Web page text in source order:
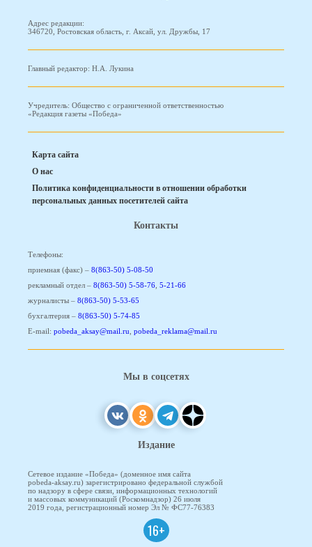
Адрес редакции:
346720, Ростовская область, г. Аксай, ул. Дружбы, 17
Главный редактор: Н.А. Лукина
Учредитель: Общество с ограниченной ответственностью
«Редакция газеты «Победа»
Карта сайта
О нас
Политика конфиденциальности в отношении обработки
персональных данных посетителей сайта
Контакты
Телефоны:
приемная (факс) – 8(863-50) 5-08-50
рекламный отдел – 8(863-50) 5-58-76, 5-21-66
журналисты – 8(863-50) 5-53-65
бухгалтерия – 8(863-50) 5-74-85
E-mail: pobeda_aksay@mail.ru, pobeda_reklama@mail.ru
Мы в соцсетях
Издание
Сетевое издание «Победа» (доменное имя сайта
pobeda-aksay.ru) зарегистрировано федеральной службой
по надзору в сфере связи, информационных технологий
и массовых коммуникаций (Роскомнадзор) 26 июля
2019 года, регистрационный номер Эл № ФС77-76383
16+